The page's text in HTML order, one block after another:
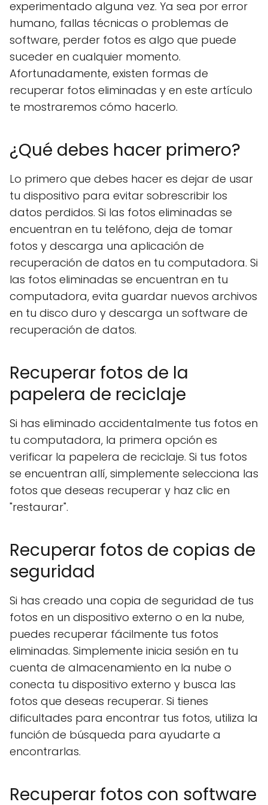
experimentado alguna vez. Ya sea por error
humano, fallas técnicas o problemas de
software, perder fotos es algo que puede
suceder en cualquier momento.
Afortunadamente, existen formas de
recuperar fotos eliminadas y en este artículo
te mostraremos cómo hacerlo.
¿Qué debes hacer primero?
Lo primero que debes hacer es dejar de usar
tu dispositivo para evitar sobrescribir los
datos perdidos. Si las fotos eliminadas se
encuentran en tu teléfono, deja de tomar
fotos y descarga una aplicación de
recuperación de datos en tu computadora. Si
las fotos eliminadas se encuentran en tu
computadora, evita guardar nuevos archivos
en tu disco duro y descarga un software de
recuperación de datos.
Recuperar fotos de la
papelera de reciclaje
Si has eliminado accidentalmente tus fotos en
tu computadora, la primera opción es
verificar la papelera de reciclaje. Si tus fotos
se encuentran allí, simplemente selecciona las
fotos que deseas recuperar y haz clic en
"restaurar".
Recuperar fotos de copias de
seguridad
Si has creado una copia de seguridad de tus
fotos en un dispositivo externo o en la nube,
puedes recuperar fácilmente tus fotos
eliminadas. Simplemente inicia sesión en tu
cuenta de almacenamiento en la nube o
conecta tu dispositivo externo y busca las
fotos que deseas recuperar. Si tienes
dificultades para encontrar tus fotos, utiliza la
función de búsqueda para ayudarte a
encontrarlas.
Recuperar fotos con software